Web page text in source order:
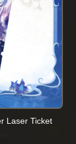
Laser Ticket